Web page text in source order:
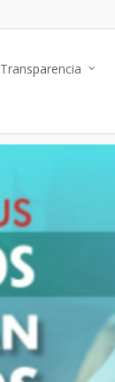
Transparencia